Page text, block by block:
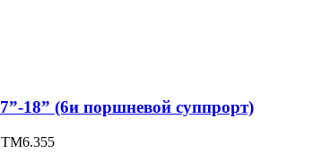
18” (6и поршневой суппрорт)
ТМ6.355